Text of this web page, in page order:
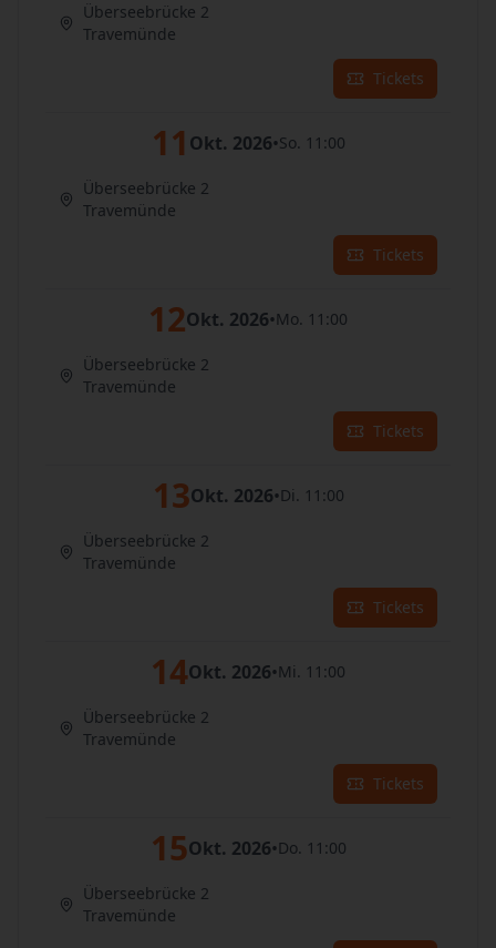
Überseebrücke 2
Travemünde
Tickets
11 Okt. 2026•So. 11:00
Überseebrücke 2
Travemünde
Tickets
12Okt. 2026•Mo. 11:00
Überseebrücke 2
Travemünde
Tickets
13Okt. 2026•Di. 11:00
Überseebrücke 2
Travemünde
Tickets
14Okt. 2026•Mi. 11:00
Überseebrücke 2
Travemünde
Tickets
15Okt. 2026•Do. 11:00
Überseebrücke 2
Travemünde